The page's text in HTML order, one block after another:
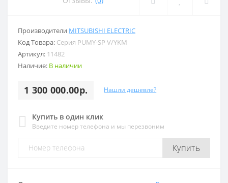
Производители MITSUBISHI ELECTRIC
Код Товара: Серия PUMY-SP V/YKM
Артикул: 11482
Наличие: В наличии
1 300 000.00р. Нашли дешевле?
Купить в один клик
Введите номер телефона и мы перезвоним
Купить